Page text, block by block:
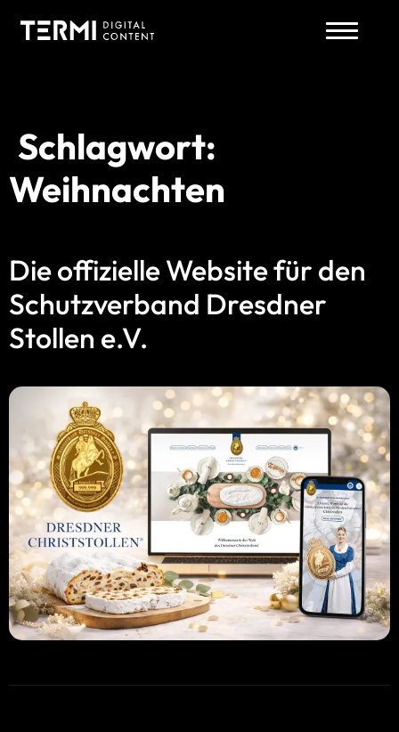
Zum
Inhalt
springen
Schlagwort:
Weihnachten
Die offizielle Website für den
Schutzverband Dresdner
Stollen e.V.